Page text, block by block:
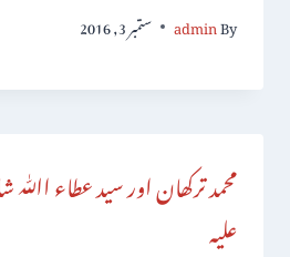
By
admin ستمبر 3, 2016
محمد ترکھان اور سید عطاء
علیہ